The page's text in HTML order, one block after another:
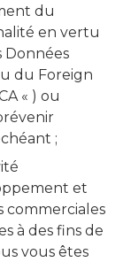
du
en vertu
du Foreign
« ) ou
;
et
commerciales
à des fins de
vous êtes